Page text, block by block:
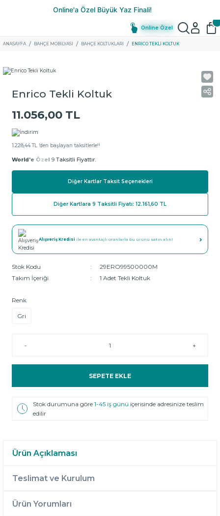
Online Özel
ANASAYFA BAHÇE MOBİLYASI BAHÇE KOLTUKLARI ENRICO TEKLI KOLTUK
Enrico Tekli Koltuk
11.056,00 TL
1.228,44 TL ‘den başlayan taksitlerle!!
World'e Özel 9 Taksitli Fiyattır.
Diğer Kartlar Taksit Seçenekleri
Diğer Kartlara 9 Taksitli Fiyatı: 12.161,60 TL
Alışveriş Kredisi ile en avantajlı oranlarla bu ürünü satın alın! ›
Stok Kodu
29ERO99500000M
Takım İçeriği
1 Adet Tekli Koltuk
Renk
Gri
- +
SEPETE EKLE
Stok durumuna göre1-45 iş günü içerisinde adresinize teslim
edilir
Ürün Açıklaması
Teslimat ve Kurulum
Ürün Yorumları